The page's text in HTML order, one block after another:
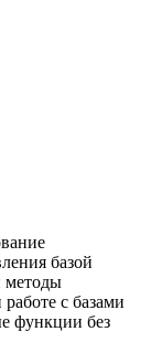
базой
методы
с базами
функции без